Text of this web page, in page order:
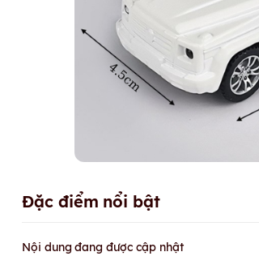
Đặc điểm nổi bật
Nội dung đang được cập nhật